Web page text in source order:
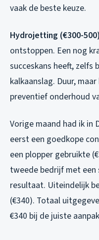
vaak de beste keuze.
Hydrojetting (€300-
ontstoppen. Een nog
succeskans heeft, zelfs
kalkaanslag. Duur,
preventief onderhoud
Vorige maand had ik in
eerst een goedkope
een plopper gebruikte
tweede bedrijf met een
resultaat. Uiteindelijk
(€340). Totaal
€340 bij de juiste